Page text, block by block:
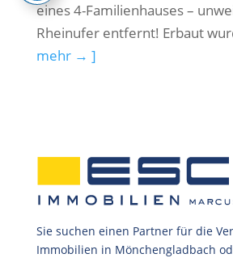
eines 4-Familienhauses –
Rheinufer entfernt! Erbaut
mehr → ]
Sie suchen einen Partner für die
Immobilien in Mönchengladbach